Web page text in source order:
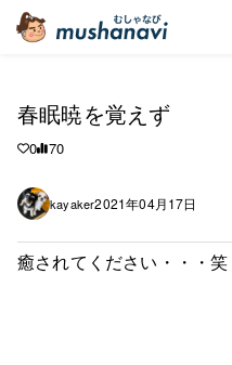
春眠暁を覚えず
0 70
kayaker2021年04月17日
癒されてください・・・笑